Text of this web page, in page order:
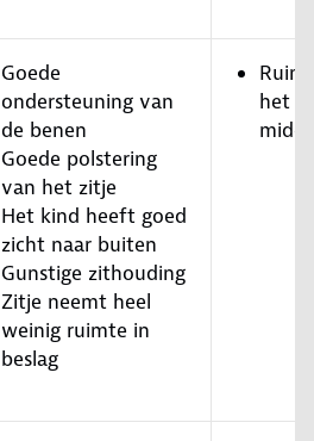
Goede
ondersteuning van
de benen
Goede polstering
van het zitje
Het kind heeft goed
zicht naar buiten
Gunstige zithouding
Zitje neemt heel
weinig ruimte in
beslag
het